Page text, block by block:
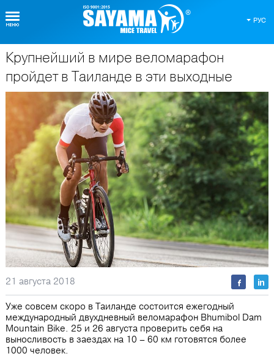
РУС
О Таиланде
Крупнейший в мире веломарафон
пройдет в Таиланде в эти выходные
21 августа 2018
Уже совсем скоро в Таиланде состоится ежегодный
международный двухдневный веломарафон Bhumibol Dam
Mountain Bike. 25 и 26 августа проверить себя на
выносливость в заездах на 10 – 60 км готовятся более
1000 человек.